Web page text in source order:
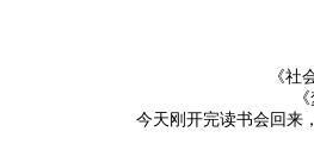
《社
今天刚开完读书会回来